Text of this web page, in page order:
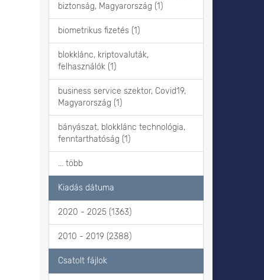
biztonság, Magyarország (1)
biometrikus fizetés (1)
blokklánc, kriptovaluták,
felhasználók (1)
business service szektor, Covid19,
Magyarország (1)
bányászat, blokklánc technológia,
fenntarthatóság (1)
... több
Kiadás dátuma
2020 - 2025 (1363)
2010 - 2019 (2388)
Csatolt fájlok